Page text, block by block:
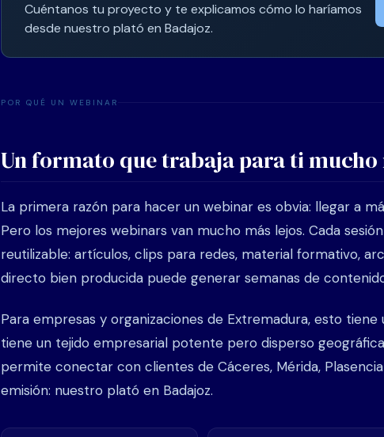
Cuéntanos tu proyecto y te explicamos cómo lo haríamos
desde nuestro plató en Badajoz.
POR QUÉ UN WEBINAR
Un formato que trabaja para ti
La primera razón para hacer un webinar es obvia: llegar a
Pero los mejores webinars van mucho más lejos. Cada
reutilizable: artículos, clips para redes, material formativo,
directo bien producida puede generar semanas de
Para empresas y organizaciones de Extremadura, esto
tiene un tejido empresarial potente pero disperso
permite conectar con clientes de Cáceres, Mérida,
emisión: nuestro plató en Badajoz.